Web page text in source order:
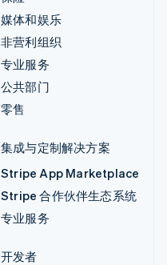
媒体和娱乐
非营利组织
专业服务
公共部门
零售
集成与定制解决方案
Stripe App Marketplace
Stripe 合作伙伴生态系统
专业服务
开发者